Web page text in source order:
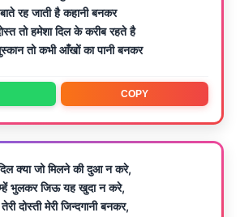
बाते रह जाती है कहानी बनकर
तो हमेशा दिल के करीब रहते है
तो कभी आँखों का पानी बनकर
COPY
क्या जो मिलने की दुआ न करे,
भुलकर जिऊ यह खुदा न करे,
दोस्ती मेरी जिन्दगानी बनकर,